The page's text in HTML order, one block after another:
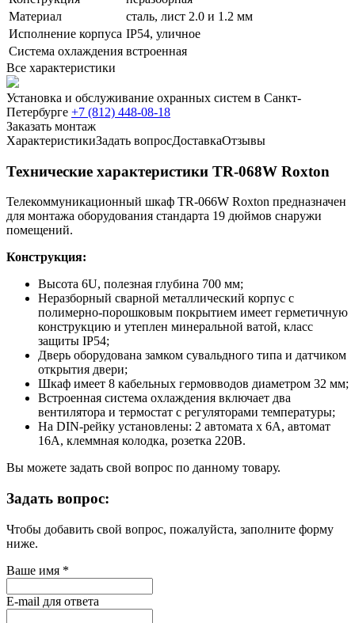
Материал
сталь, лист 2.0 и 1.2 мм
Исполнение корпуса IP54, уличное
Система охлаждения встроенная
Все характеристики
Установка и обслуживание охранных систем в Санкт-
Петербурге +7 (812) 448-08-18
Заказать монтаж
ХарактеристикиЗадать вопросДоставкаОтзывы
Технические характеристики TR-068W Roxton
Телекоммуникационный шкаф TR-066W Roxton предназначен
для монтажа оборудования стандарта 19 дюймов снаружи
помещений.
Конструкция:
Высота 6U, полезная глубина 700 мм;
Неразборный сварной металлический корпус с
полимерно-порошковым покрытием имеет герметичную
конструкцию и утеплен минеральной ватой, класс
защиты IP54;
Дверь оборудована замком сувальдного типа и датчиком
открытия двери;
Шкаф имеет 8 кабельных гермовводов диаметром 32 мм;
Встроенная система охлаждения включает два
вентилятора и термостат с регуляторами температуры;
На DIN-рейку установлены: 2 автомата х 6А, автомат
16А, клеммная колодка, розетка 220В.
Вы можете задать свой вопрос по данному товару.
Задать вопрос:
Чтобы добавить свой вопрос, пожалуйста, заполните форму
ниже.
Ваше имя *
E-mail для ответа